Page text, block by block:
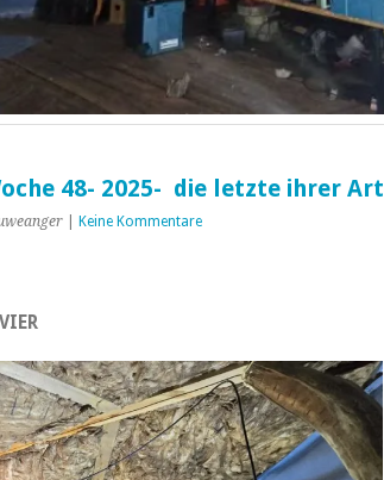
48- 2025- die letzte ihrer Art
| Keine Kommentare